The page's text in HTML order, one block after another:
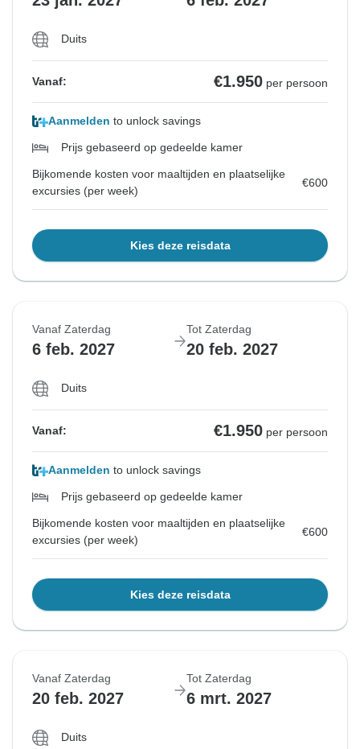
Duits
Vanaf: €1.950 per persoon
Aanmelden to unlock savings
Prijs gebaseerd op gedeelde kamer
Bijkomende kosten voor maaltijden en plaatselijke
excursies (per week)
€600
Kies deze reisdata
Vanaf Zaterdag
6 feb. 2027
Tot Zaterdag
20 feb. 2027
Duits
Vanaf: €1.950 per persoon
Aanmelden to unlock savings
Prijs gebaseerd op gedeelde kamer
Bijkomende kosten voor maaltijden en plaatselijke
excursies (per week)
€600
Kies deze reisdata
Vanaf Zaterdag
20 feb. 2027
Tot Zaterdag
6 mrt. 2027
Duits